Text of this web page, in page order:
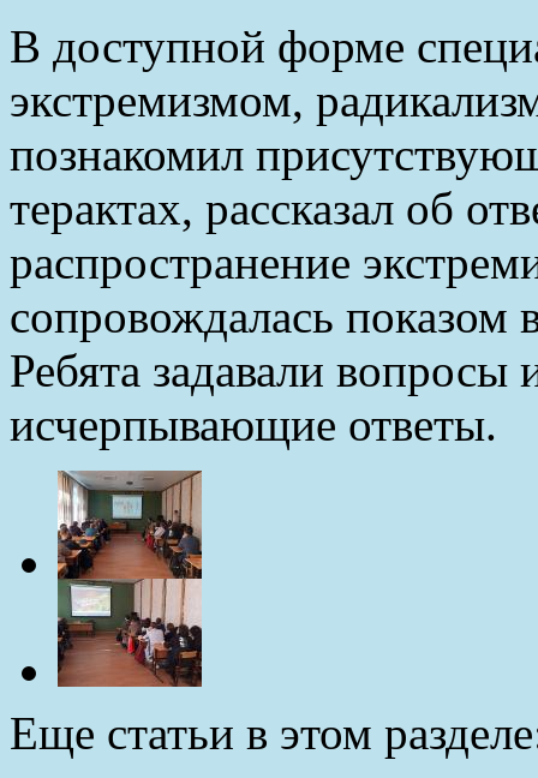
В доступной форме
экстремизмом,
познакомил
терактах, рассказал об
распространение
сопровождалась
Ребята задавали
исчерпывающие ответы.
Еще статьи в этом